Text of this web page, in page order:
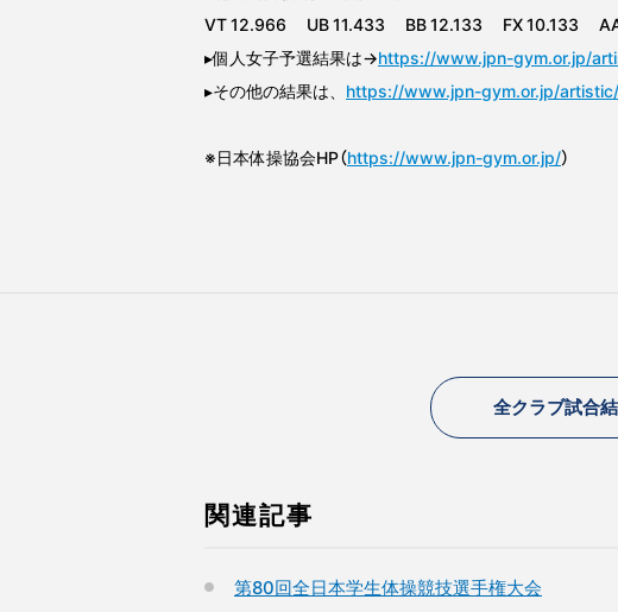
VT 12.966 UB 11.433 BB 12.133 FX 10.133
▸個人女子予選結果は→https://www.jpn-gym.or.jp/
▸その他の結果は、 https://www.jpn-gym.or.jp/
※日本体操協会HP（https://www.jpn-gym.or.jp/）
全クラブ試合
関連記事
第80回全日本学生体操競技選手権大会